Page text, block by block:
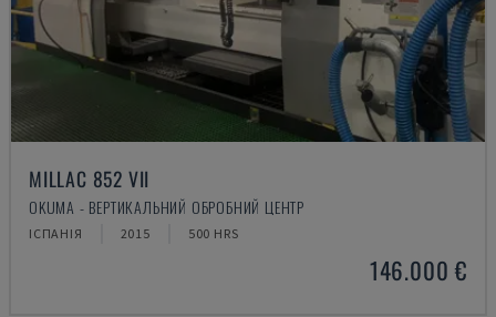
MILLAC 852 VII
OKUMA - ВЕРТИКАЛЬНИЙ ОБРОБНИЙ ЦЕНТР
ІСПАНІЯ 2015 500 HRS
146.000 €